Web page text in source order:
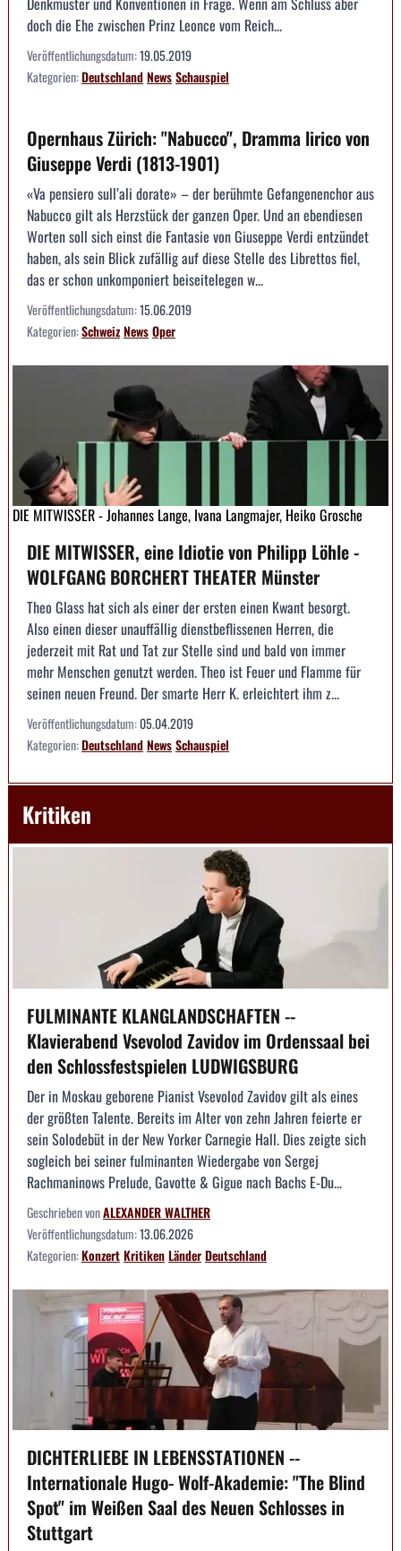
doch die Ehe zwischen Prinz Leonce vom Reich...
Veröffentlichungsdatum:19.05.2019
Kategorien:DeutschlandNewsSchauspiel
Opernhaus Zürich: "Nabucco", Dramma lirico von
Giuseppe Verdi (1813-1901)
«Va pensiero sull’ali dorate» – der berühmte Gefangenenchor aus
Nabucco gilt als Herzstück der ganzen Oper. Und an ebendiesen
Worten soll sich einst die Fantasie von Giuseppe Verdi entzündet
haben, als sein Blick zufällig auf diese Stelle des Librettos fiel,
das er schon unkomponiert beiseitelegen w...
Veröffentlichungsdatum:15.06.2019
Kategorien:SchweizNewsOper
DIE MITWISSER - Johannes Lange, Ivana Langmajer, Heiko Grosche
DIE MITWISSER, eine Idiotie von Philipp Löhle -
WOLFGANG BORCHERT THEATER Münster
Theo Glass hat sich als einer der ersten einen Kwant besorgt.
Also einen dieser unauffällig dienstbeflissenen Herren, die
jederzeit mit Rat und Tat zur Stelle sind und bald von immer
mehr Menschen genutzt werden. Theo ist Feuer und Flamme für
seinen neuen Freund. Der smarte Herr K. erleichtert ihm z...
Veröffentlichungsdatum:05.04.2019
Kategorien:DeutschlandNewsSchauspiel
Kritiken
FULMINANTE KLANGLANDSCHAFTEN --
Klavierabend Vsevolod Zavidov im Ordenssaal bei
den Schlossfestspielen LUDWIGSBURG
Der in Moskau geborene Pianist Vsevolod Zavidov gilt als eines
der größten Talente. Bereits im Alter von zehn Jahren feierte er
sein Solodebüt in der New Yorker Carnegie Hall. Dies zeigte sich
sogleich bei seiner fulminanten Wiedergabe von Sergej
Rachmaninows Prelude, Gavotte & Gigue nach Bachs E-Du...
Geschrieben vonALEXANDER WALTHER
Veröffentlichungsdatum:13.06.2026
Kategorien:KonzertKritikenLänderDeutschland
DICHTERLIEBE IN LEBENSSTATIONEN --
Internationale Hugo- Wolf-Akademie: "The Blind
Spot" im Weißen Saal des Neuen Schlosses in
Stuttgart